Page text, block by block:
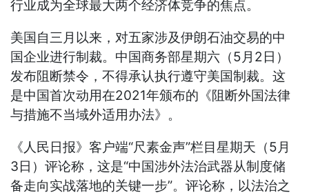
行业成为全球最大两个经济体竞争的焦点。
美国自三月以来，对五家涉及伊朗石油交易的中
国企业进行制裁。中国商务部星期六（5月2日）
发布阻断禁令，不得承认执行遵守美国制裁。这
是中国首次动用在2021年颁布的《阻断外国法律
与措施不当域外适用办法》。
《人民日报》客户端“尺素金声”栏目星期天（5月
3日）评论称，这是“中国涉外法治武器从制度储
备走向实战落地的关键一步”。评论称，以法治之